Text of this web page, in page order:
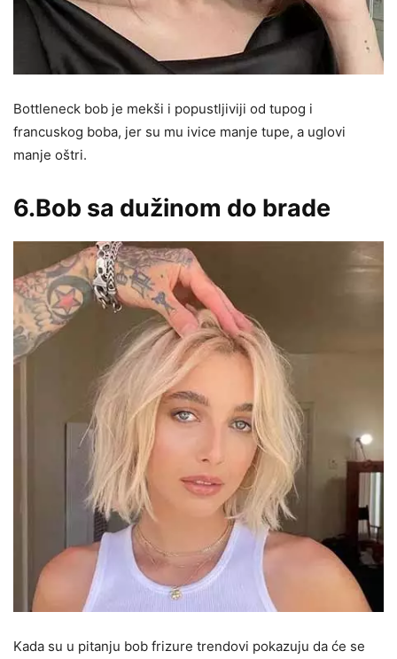
Bottleneck bob je mekši i popustljiviji od tupog i
francuskog boba, jer su mu ivice manje tupe, a uglovi
manje oštri.
6.Bob sa dužinom do brade
Kada su u pitanju bob frizure trendovi pokazuju da će se